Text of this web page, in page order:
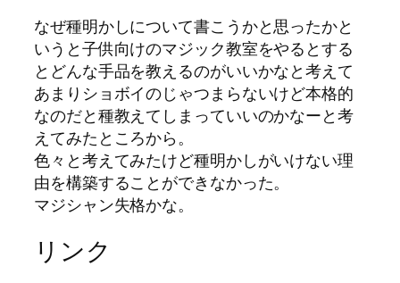
なぜ種明かしについて書こうかと思ったかと
いうと子供向けのマジック教室をやるとする
とどんな手品を教えるのがいいかなと考えて
あまりショボイのじゃつまらないけど本格的
なのだと種教えてしまっていいのかなーと考
えてみたところから。
色々と考えてみたけど種明かしがいけない理
由を構築することができなかった。
マジシャン失格かな。
リンク